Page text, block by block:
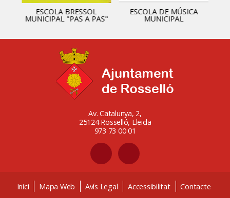
ESCOLA BRESSOL
MUNICIPAL "PAS A PAS"
ESCOLA DE MÚSICA
MUNICIPAL
Av. Catalunya, 2,
25124 Rosselló, Lleida
973 73 00 01
Inici Mapa Web Avís Legal Accessibilitat Contacte